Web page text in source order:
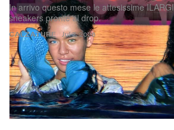
CALZATURE
In arrivo questo mese le attesissime
sneakers pronte al drop.
Jul 7, 2026